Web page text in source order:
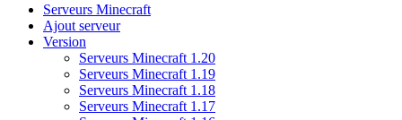
Serveurs Minecraft
Ajout serveur
Version
Serveurs Minecraft 1.20
Serveurs Minecraft 1.19
Serveurs Minecraft 1.18
Serveurs Minecraft 1.17